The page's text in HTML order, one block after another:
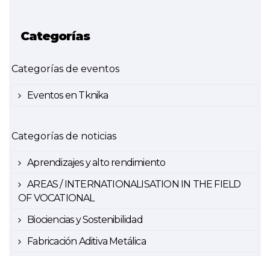
Categorías
Categorías de eventos
Eventos en Tknika
Categorías de noticias
Aprendizajes y alto rendimiento
AREAS / INTERNATIONALISATION IN THE FIELD
OF VOCATIONAL
Biociencias y Sostenibilidad
Fabricación Aditiva Metálica